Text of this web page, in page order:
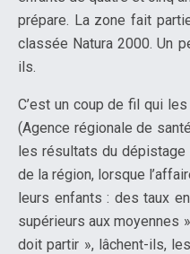
prépare. La zone fait
classée Natura 2000. Un
ils.
C’est un coup de fil qui les
(Agence régionale de
les résultats du dépistage
de la région, lorsque
leurs enfants : des taux
supérieurs aux moyennes
doit partir », lâchent-ils,